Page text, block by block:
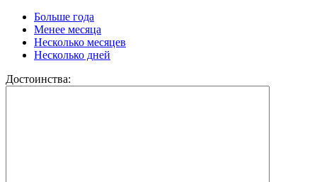
Больше года
Менее месяца
Несколько месяцев
Несколько дней
Достоинства: